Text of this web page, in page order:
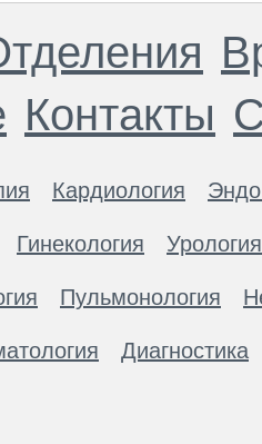
Контакты
Кардиология
Гинекология Урология
Пульмонология
Диагностика